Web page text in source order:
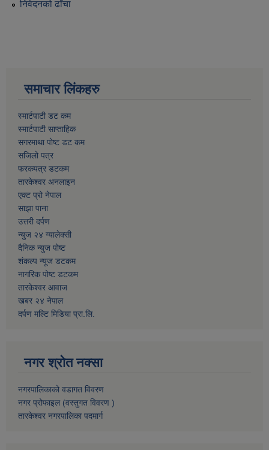
निवेदनको ढाँचा
समाचार लिंकहरु
स्मार्टपाटी डट कम
स्मार्टपाटी साप्ताहिक
सगरमाथा पोष्ट डट कम
सजिलो पत्र
फरकपत्र डटकम
तारकेश्वर अनलाइन
एक्ट प्रो नेपाल
साझा पाना
उत्तरी दर्पण
न्युज २४ ग्यालेक्सी
दैनिक न्युज पोष्ट
शंकल्प न्यूज डटकम
नागरिक पोष्ट डटकम
तारकेश्वर आवाज
खबर २४ नेपाल
दर्पण मल्टि मिडिया प्रा.लि.
नगर श्रोत नक्सा
नगरपालिकाको वडागत विवरण
नगर प्रोफाइल (वस्तुगत विवरण )
तारकेश्वर नगरपालिका पदमार्ग